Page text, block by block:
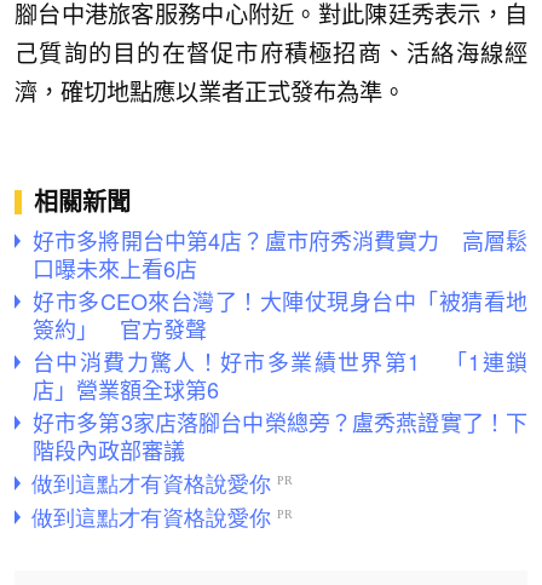
腳台中港旅客服務中心附近。對此陳廷秀表示，自
己質詢的目的在督促市府積極招商、活絡海線經
濟，確切地點應以業者正式發布為準。
相關新聞
好市多將開台中第4店？盧市府秀消費實力 高層鬆
口曝未來上看6店
好市多CEO來台灣了！大陣仗現身台中「被猜看地
簽約」 官方發聲
台中消費力驚人！好市多業績世界第1 「1連鎖
店」營業額全球第6
好市多第3家店落腳台中榮總旁？盧秀燕證實了！下
階段內政部審議